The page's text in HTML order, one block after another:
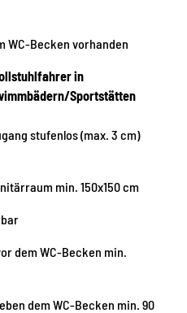
WC-Becken vorhanden
in
Sportstätten
stufenlos (max. 3 cm)
min. 150x150 cm
dem WC-Becken min.
dem WC-Becken min. 90